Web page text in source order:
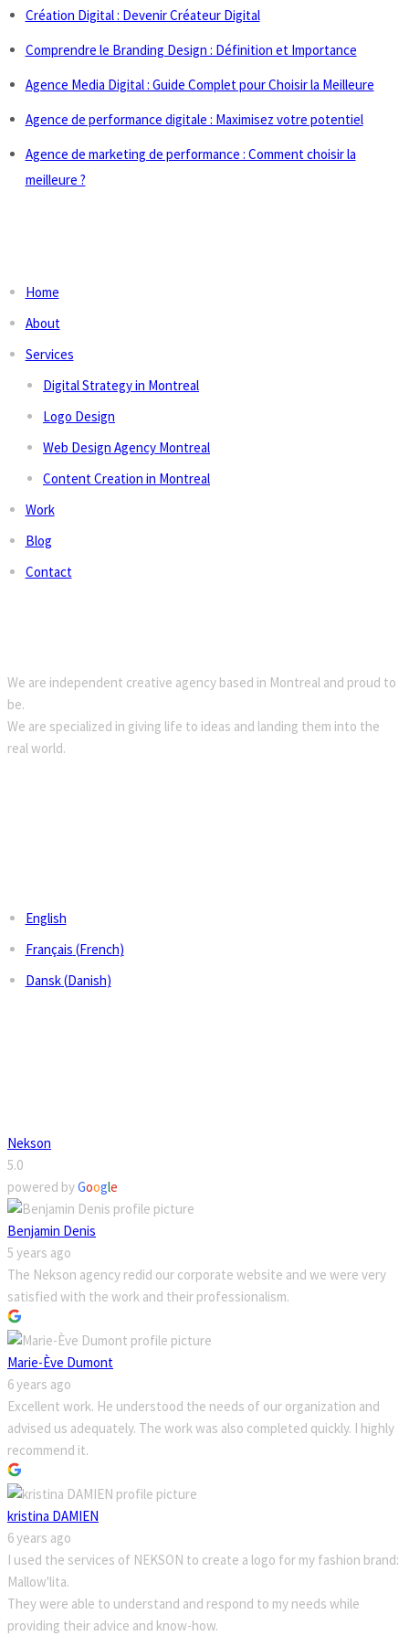
Création Digital : Devenir Créateur Digital
Comprendre le Branding Design : Définition et Importance
Agence Media Digital : Guide Complet pour Choisir la Meilleure
Agence de performance digitale : Maximisez votre potentiel
Agence de marketing de performance : Comment choisir la
meilleure ?
Home
About
Services
Digital Strategy in Montreal
Logo Design
Web Design Agency Montreal
Content Creation in Montreal
Work
Blog
Contact
We are independent creative agency based in Montreal and proud to
be.
We are specialized in giving life to ideas and landing them into the
real world.
English
Français (French)
Dansk(Danish)
Nekson
5.0
powered byGoogle
Benjamin Denis
5 years ago
The Nekson agency redid our corporate website and we were very
satisfied with the work and their professionalism.
Marie-Ève Dumont
6 years ago
Excellent work. He understood the needs of our organization and
advised us adequately. The work was also completed quickly. I highly
recommend it.
kristina DAMIEN
6 years ago
I used the services of NEKSON to create a logo for my fashion brand:
Mallow'lita.
They were able to understand and respond to my needs while
providing their advice and know-how.